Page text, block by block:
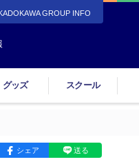
GROUP INFO
グッズ スクール
シェア 送る